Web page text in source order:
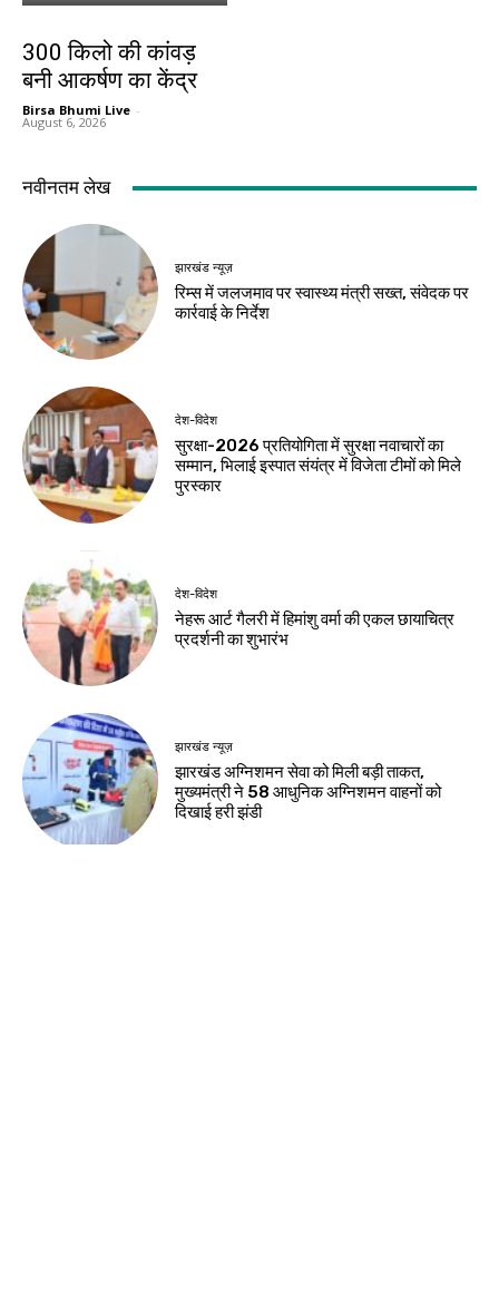
300 किलो की कांवड़
बनी आकर्षण का केंद्र
Birsa Bhumi Live -
August 6, 2026
नवीनतम लेख
झारखंड न्यूज़
रिम्स में जलजमाव पर स्वास्थ्य मंत्री सख्त, संवेदक पर
कार्रवाई के निर्देश
देश-विदेश
सुरक्षा-2026 प्रतियोगिता में सुरक्षा नवाचारों का
सम्मान, भिलाई इस्पात संयंत्र में विजेता टीमों को मिले
पुरस्कार
देश-विदेश
नेहरू आर्ट गैलरी में हिमांशु वर्मा की एकल छायाचित्र
प्रदर्शनी का शुभारंभ
झारखंड न्यूज़
झारखंड अग्निशमन सेवा को मिली बड़ी ताकत,
मुख्यमंत्री ने 58 आधुनिक अग्निशमन वाहनों को
दिखाई हरी झंडी